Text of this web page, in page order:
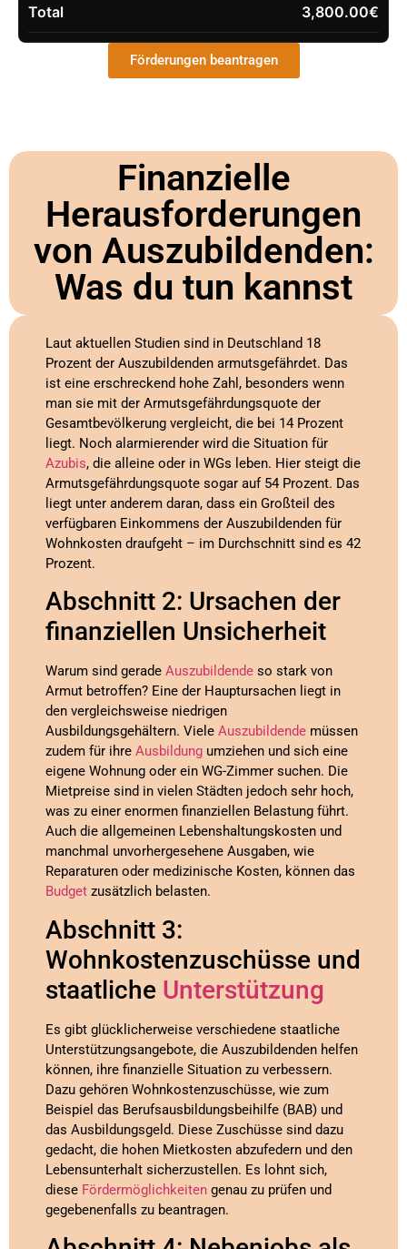
Total
3,800.00€
Förderungen beantragen
Finanzielle
Herausforderungen
von Auszubildenden:
Was du tun kannst
Laut aktuellen Studien sind in Deutschland 18
Prozent der Auszubildenden armutsgefährdet. Das
ist eine erschreckend hohe Zahl, besonders wenn
man sie mit der Armutsgefährdungsquote der
Gesamtbevölkerung vergleicht, die bei 14 Prozent
liegt. Noch alarmierender wird die Situation für
Azubis, die alleine oder in WGs leben. Hier steigt die
Armutsgefährdungsquote sogar auf 54 Prozent. Das
liegt unter anderem daran, dass ein Großteil des
verfügbaren Einkommens der Auszubildenden für
Wohnkosten draufgeht – im Durchschnitt sind es 42
Prozent.
Abschnitt 2: Ursachen der
finanziellen Unsicherheit
Warum sind gerade Auszubildende so stark von
Armut betroffen? Eine der Hauptursachen liegt in
den vergleichsweise niedrigen
Ausbildungsgehältern. Viele Auszubildende müssen
zudem für ihre Ausbildung umziehen und sich eine
eigene Wohnung oder ein WG-Zimmer suchen. Die
Mietpreise sind in vielen Städten jedoch sehr hoch,
was zu einer enormen finanziellen Belastung führt.
Auch die allgemeinen Lebenshaltungskosten und
manchmal unvorhergesehene Ausgaben, wie
Reparaturen oder medizinische Kosten, können das
Budget zusätzlich belasten.
Abschnitt 3:
Wohnkostenzuschüsse und
staatliche Unterstützung
Es gibt glücklicherweise verschiedene staatliche
Unterstützungsangebote, die Auszubildenden helfen
können, ihre finanzielle Situation zu verbessern.
Dazu gehören Wohnkostenzuschüsse, wie zum
Beispiel das Berufsausbildungsbeihilfe (BAB) und
das Ausbildungsgeld. Diese Zuschüsse sind dazu
gedacht, die hohen Mietkosten abzufedern und den
Lebensunterhalt sicherzustellen. Es lohnt sich,
diese Fördermöglichkeiten genau zu prüfen und
gegebenenfalls zu beantragen.